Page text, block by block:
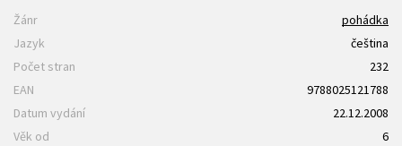
Žánr
pohádka
Jazyk
čeština
Počet stran
232
EAN
9788025121788
Datum vydání
22.12.2008
Věk od
6